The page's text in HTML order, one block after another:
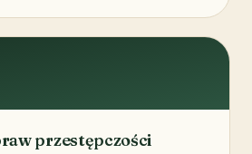
przestępczości